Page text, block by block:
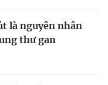
là nguyên nhân
thư gan